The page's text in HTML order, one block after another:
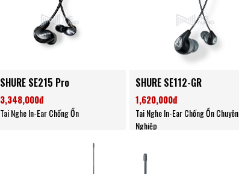
SHURE SE215 Pro
3,348,000đ
Tai Nghe In-Ear Chống Ồn
SHURE SE112-GR
1,620,000đ
Tai Nghe In-Ear Chống Ồn Chuyên
Nghiệp